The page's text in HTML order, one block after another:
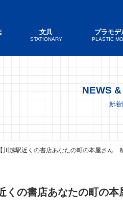
文具
STATIONARY
プラモデ
PLASTIC
NEWS
新着
川越駅近くの書店あなたの町の本屋さん
くの書店あなたの町の